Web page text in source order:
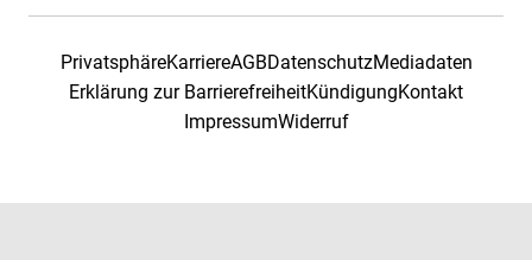
PrivatsphäreKarriereAGBDatenschutzMediadaten
Erklärung zur BarrierefreiheitKündigungKontakt
ImpressumWiderruf